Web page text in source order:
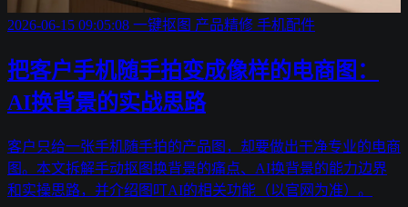
2026-06-15 09:05:08 一键抠图 产品精修 手机配件
把客户手机随手拍变成像样的电商图：
AI换背景的实战思路
客户只给一张手机随手拍的产品图，却要做出干净专业的电商
图。本文拆解手动抠图换背景的痛点、AI换背景的能力边界
和实操思路，并介绍图叮AI的相关功能（以官网为准）。